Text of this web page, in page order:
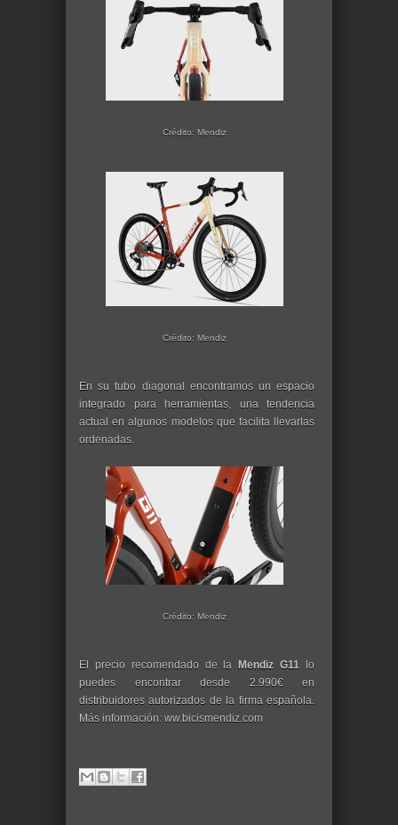
Crédito: Mendiz
Crédito: Mendiz
En su tubo diagonal encontramos un espacio
integrado para herramientas, una tendencia
actual en algunos modelos que facilita llevarlas
ordenadas.
Crédito: Mendiz
El precio recomendado de la Mendiz G11 lo
puedes encontrar desde 2.990€ en
distribuidores autorizados de la firma española.
Más información: ww.bicismendiz.com